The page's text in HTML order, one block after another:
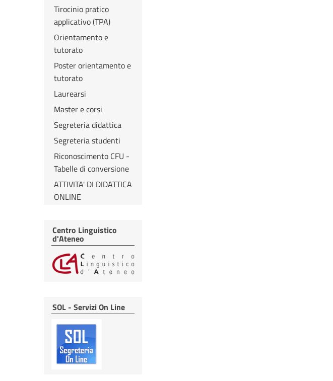
Tirocinio pratico
applicativo (TPA)
Orientamento e
tutorato
Poster orientamento e
tutorato
Laurearsi
Master e corsi
Segreteria didattica
Segreteria studenti
Riconoscimento CFU -
Tabelle di conversione
ATTIVITA' DI DIDATTICA
ONLINE
Centro Linguistico
d'Ateneo
SOL - Servizi On Line